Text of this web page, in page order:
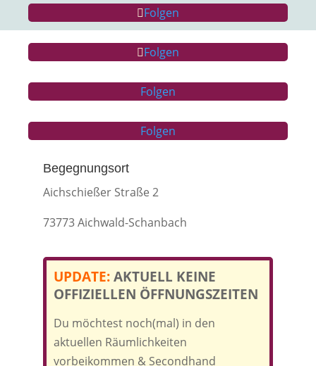
Folgen
Folgen
Folgen
Folgen
Begegnungsort
Aichschießer Straße 2
73773 Aichwald-Schanbach
UPDATE: AKTUELL KEINE
OFFIZIELLEN ÖFFNUNGSZEITEN
Du möchtest noch(mal) in den
aktuellen Räumlichkeiten
vorbeikommen & Secondhand